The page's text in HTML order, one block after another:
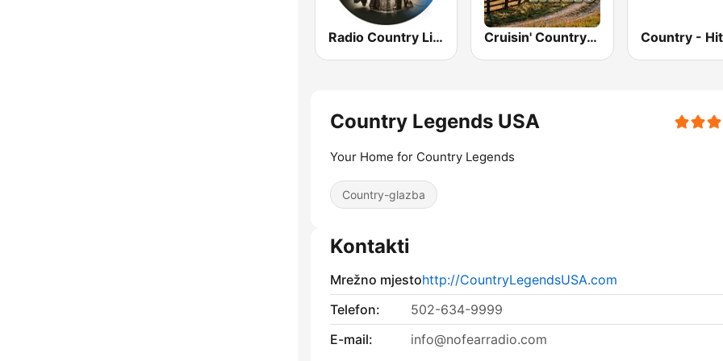
Radio Country Live Cruisin' Country Radio
Country Legends USA
Your Home for Country Legends
Country-glazba
Kontakti
Mrežno mjestohttp://CountryLegendsUSA.com
Telefon:
502-634-9999
E-mail:
info@nofearradio.com